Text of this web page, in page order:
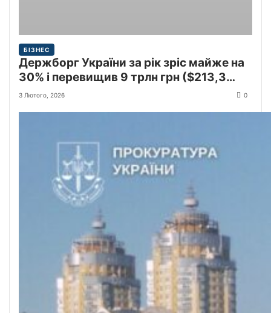
БІЗНЕС
Держборг України за рік зріс майже на
30% і перевищив 9 трлн грн ($213,3
млрд)
3 Лютого, 2026 0